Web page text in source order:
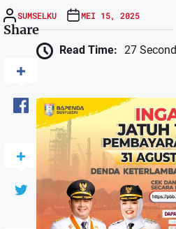
SUMSELKU MEI 15, 2025
Share
Read Time: 27 Second